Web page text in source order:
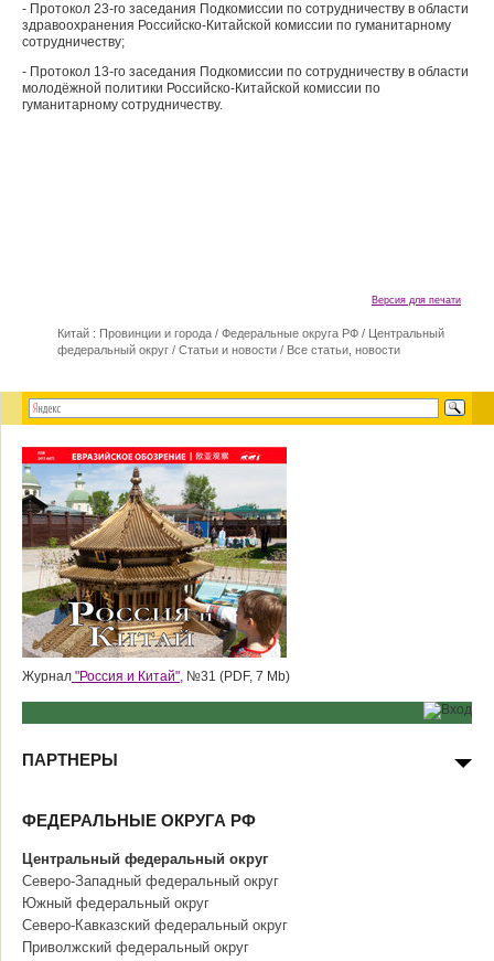
- Протокол 23-го заседания Подкомиссии по сотрудничеству в области
здравоохранения Российско-Китайской комиссии по гуманитарному
сотрудничеству;
- Протокол 13-го заседания Подкомиссии по сотрудничеству в области
молодёжной политики Российско-Китайской комиссии по
гуманитарному сотрудничеству.
Версия для печати
Китай : Провинции и города / Федеральные округа РФ / Центральный
федеральный округ / Статьи и новости / Все статьи, новости
Журнал "Россия и Китай", №31 (PDF, 7 Mb)
ПАРТНЕРЫ
ФЕДЕРАЛЬНЫЕ ОКРУГА РФ
Центральный федеральный округ
Северо-Западный федеральный округ
Южный федеральный округ
Северо-Кавказский федеральный округ
Приволжский федеральный округ